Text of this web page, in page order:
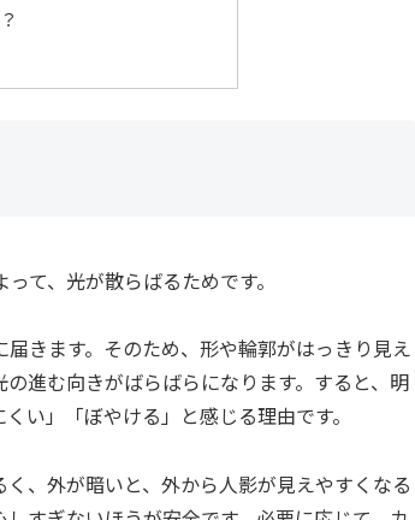
て、光が散らばるためです。
きます。そのため、形や輪郭がはっきり見え
進む向きがばらばらになります。すると、明
い」「ぼやける」と感じる理由です。
、外が暗いと、外から人影が見えやすくなる